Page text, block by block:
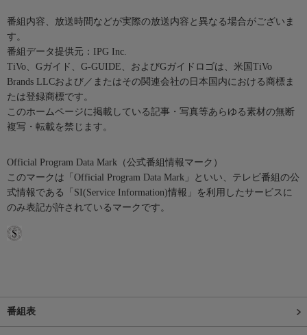
番組内容、放送時間などが実際の放送内容と異なる場合がございま
す。
番組データ提供元：IPG Inc.
TiVo、Gガイド、G-GUIDE、およびGガイドロゴは、米国TiVo
Brands LLCおよび／またはその関連会社の日本国内における商標ま
たは登録商標です。
このホームページに掲載している記事・写真等あらゆる素材の無断
複写・転載を禁じます。
Official Program Data Mark（公式番組情報マーク）
このマークは「Official Program Data Mark」といい、テレビ番組の公
式情報である「SI(Service Information)情報」を利用したサービスに
のみ表記が許されているマークです。
番組表